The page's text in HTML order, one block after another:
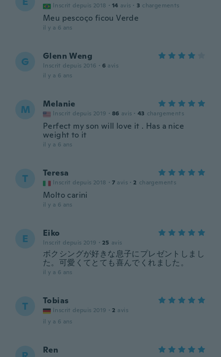
Inscrit depuis 2018 · 14 avis · 3 chargements
Meu pescoço ficou Verde
il y a 6 ans
G Glenn Weng
Inscrit depuis 2016 · 6 avis
il y a 6 ans
M Melanie
Inscrit depuis 2019 · 86 avis · 43 chargements
Perfect my son will love it . Has a nice
weight to it
il y a 6 ans
T Teresa
Inscrit depuis 2018 · 7 avis · 2 chargements
Molto carini
il y a 6 ans
E Eiko
Inscrit depuis 2019 · 25 avis
ボクシングが好きな息子にプレゼントしまし
た。可愛くてとても喜んでくれました。
il y a 6 ans
T Tobias
Inscrit depuis 2019 · 2 avis
il y a 6 ans
Ren